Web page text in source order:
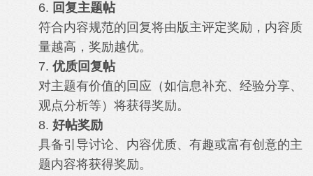
6. 回复主题帖
符合内容规范的回复将由版主评定奖励，内容质
量越高，奖励越优。
7. 优质回复帖
对主题有价值的回应（如信息补充、经验分享、
观点分析等）将获得奖励。
8. 好帖奖励
具备引导讨论、内容优质、有趣或富有创意的主
题内容将获得奖励。